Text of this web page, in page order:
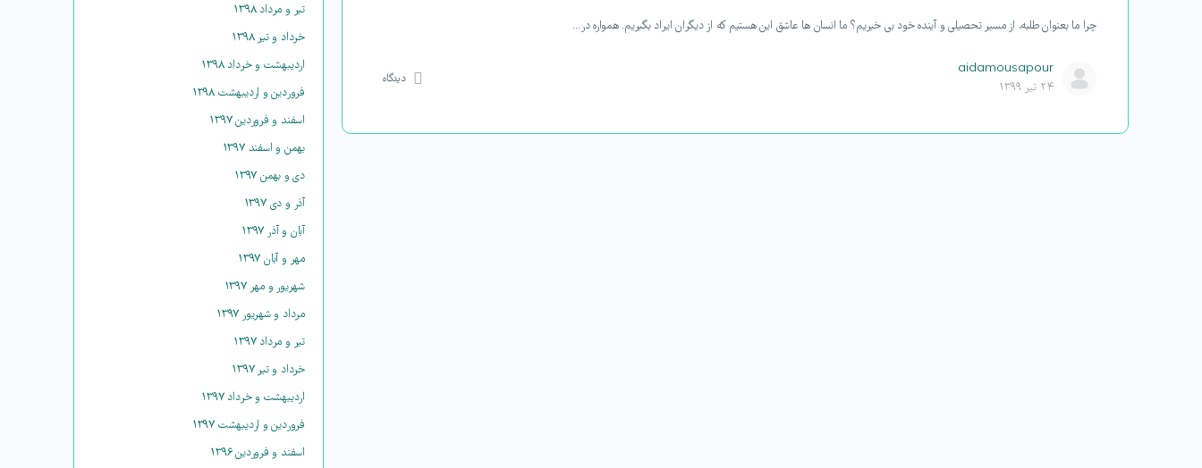
چرا ما بعنوان طلبه، از مسیر تحصیلی و آینده خود بی خبریم؟ ما انسان ها عاشق این هستیم که از دیگران ایراد بگیریم. همواره در…
aidamousapour
۲۴ تیر ۱۳۹۹
دیدگاه
تیر و مرداد ۱۳۹۸
خرداد و تیر ۱۳۹۸
اردیبهشت و خرداد ۱۳۹۸
فروردین و اردیبهشت ۱۳۹۸
اسفند و فروردین ۱۳۹۷
بهمن و اسفند ۱۳۹۷
دی و بهمن ۱۳۹۷
آذر و دی ۱۳۹۷
آبان و آذر ۱۳۹۷
مهر و آبان ۱۳۹۷
شهریور و مهر ۱۳۹۷
مرداد و شهریور ۱۳۹۷
تیر و مرداد ۱۳۹۷
خرداد و تیر ۱۳۹۷
اردیبهشت و خرداد ۱۳۹۷
فروردین و اردیبهشت ۱۳۹۷
اسفند و فروردین ۱۳۹۶